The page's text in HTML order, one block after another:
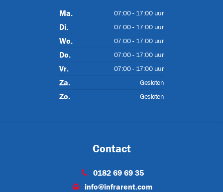
Ma. 07:00 - 17:00 uur
Di. 07:00 - 17:00 uur
Wo. 07:00 - 17:00 uur
Do. 07:00 - 17:00 uur
Vr. 07:00 - 17:00 uur
Za. Gesloten
Zo. Gesloten
Contact
0182 69 69 35
info@infrarent.com